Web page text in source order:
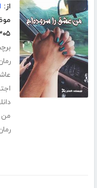
از:
۳۰۵
من